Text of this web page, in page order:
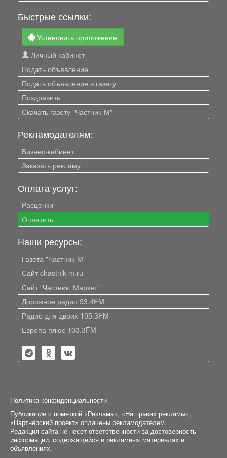
Быстрые ссылки:
Установить приложение
Личный кабинет
Подать объявление
Подать объявление в газету
Поздравить
Скачать газету "Частник-М"
Рекламодателям:
Бизнес-кабинет
Заказать рекламу
Оплата услуг:
Расценки
Оплатить
Наши ресурсы:
Газета "Частник-М"
Сайт chastnik-m.ru
Сайт "Частник. Маркет"
Дорожное радио 93.4FM
Радио для двоих 105.3FM
Европа плюс 103.3FM
Политика конфиденциальности
Публикации с пометкой «Реклама», «На правах рекламы»,
«Партнёрский проект» оплачены рекламодателем.
Редакция сайта не несет ответственности за достоверность
информации, содержащейся в рекламных материалах и
объявлениях.